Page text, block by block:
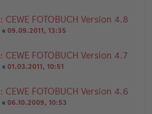
FOTOBUCH Version 4.8
« 09.09.2011, 13:35
FOTOBUCH Version 4.7
« 01.03.2011, 10:51
FOTOBUCH Version 4.6
« 06.10.2009, 10:53